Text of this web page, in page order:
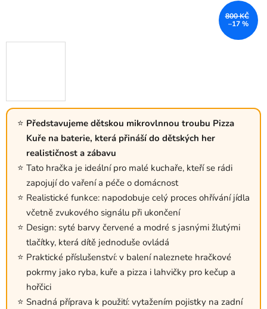
Představujeme dětskou mikrovlnnou troubu Pizza
Kuře na baterie, která přináší do dětských her
realističnost a zábavu
Tato hračka je ideální pro malé kuchaře, kteří se rádi
zapojují do vaření a péče o domácnost
Realistické funkce: napodobuje celý proces ohřívání jídla
včetně zvukového signálu při ukončení
Design: syté barvy červené a modré s jasnými žlutými
tlačítky, která dítě jednoduše ovládá
Praktické příslušenství: v balení naleznete hračkové
pokrmy jako ryba, kuře a pizza i lahvičky pro kečup a
hořčici
Snadná příprava k použití: vytažením pojistky na zadní
800 KČ
–17 %